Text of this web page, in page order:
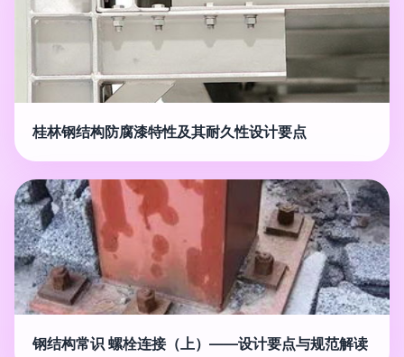
桂林钢结构防腐漆特性及其耐久性设计要点
钢结构常识 螺栓连接（上）——设计要点与规范解读